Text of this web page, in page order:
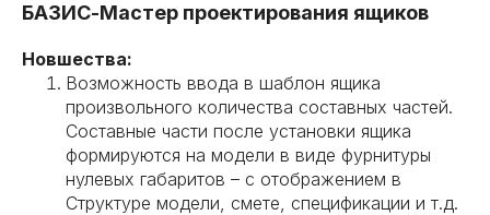
БАЗИС-Мастер проектирования ящиков
Новшества:
Возможность ввода в шаблон ящика
произвольного количества составных частей.
Составные части после установки ящика
формируются на модели в виде фурнитуры
нулевых габаритов – с отображением в
Структуре модели, смете, спецификации и т.д.